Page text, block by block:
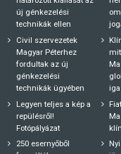
új génkezelési
technikák ellen
Civil szervezetek
Magyar Péterhez
fordultak az új
génkezelési
technikák ügyében
Legyen teljes a kép a
repülésről!
Fotópályázat
250 esernyőből